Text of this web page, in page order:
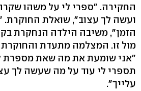
החקירה. "ספרי לי על משהו
ועשה לך עצוב", שואלת החוקרת.
הזמן", משיבה הילדה הנחקרת
מול זו. המצלמה מתעדת
"אני שומעת את מה שאת מספרת
תספרי לי עוד על מה שעשה לך
עלייך".